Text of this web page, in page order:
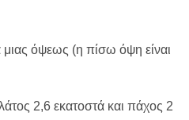
μιας όψεως (η πίσω όψη είναι
2,6 εκατοστά και πάχος 2